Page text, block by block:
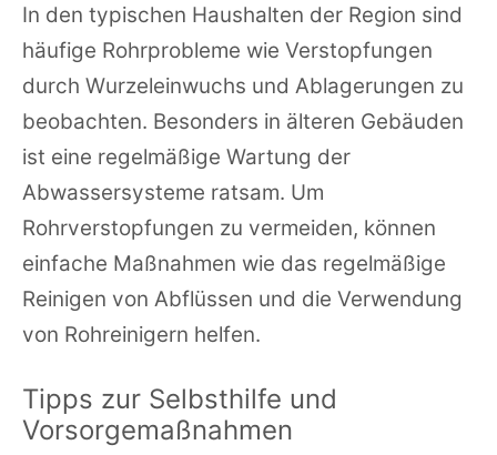
In den typischen Haushalten der Region sind
häufige Rohrprobleme wie Verstopfungen
durch Wurzeleinwuchs und Ablagerungen zu
beobachten. Besonders in älteren Gebäuden
ist eine regelmäßige Wartung der
Abwassersysteme ratsam. Um
Rohrverstopfungen zu vermeiden, können
einfache Maßnahmen wie das regelmäßige
Reinigen von Abflüssen und die Verwendung
von Rohreinigern helfen.
Tipps zur Selbsthilfe und
Vorsorgemaßnahmen